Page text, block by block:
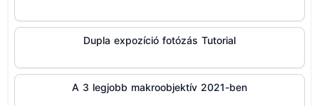
Dupla expozíció fotózás Tutorial
A 3 legjobb makroobjektív 2021-ben